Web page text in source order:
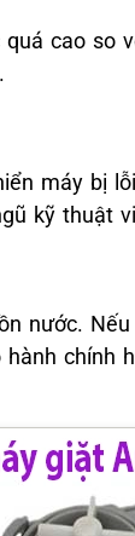
cao so
máy bị
kỹ thuật
nước.
chính